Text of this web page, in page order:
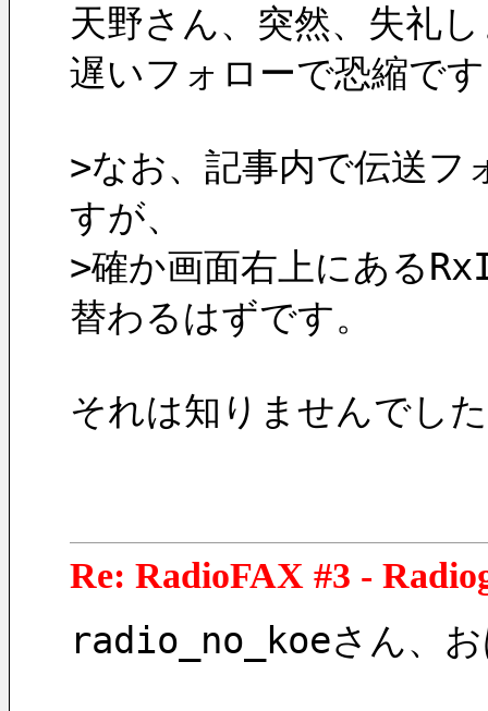
天野さん、突然、失礼
遅いフォローで恐縮で
>なお、記事内で伝送フ
すが、
>確か画面右上にある
替わるはずです。
それは知りませんでし
Re: RadioFAX #3 -
radio_no_koeさん、お